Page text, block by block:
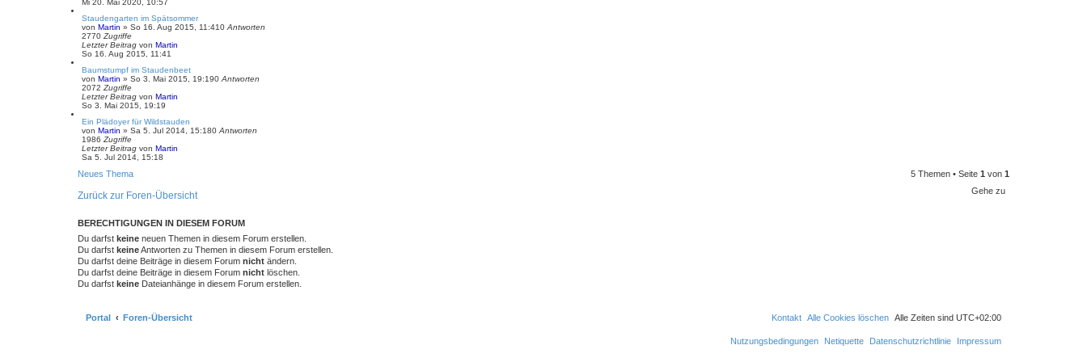
Mi 20. Mai 2020, 10:57
Staudengarten im Spätsommer
von Martin » So 16. Aug 2015, 11:410 Antworten
2770 Zugriffe
Letzter Beitrag von Martin
So 16. Aug 2015, 11:41
Baumstumpf im Staudenbeet
von Martin » So 3. Mai 2015, 19:190 Antworten
2072 Zugriffe
Letzter Beitrag von Martin
So 3. Mai 2015, 19:19
Ein Plädoyer für Wildstauden
von Martin » Sa 5. Jul 2014, 15:180 Antworten
1986 Zugriffe
Letzter Beitrag von Martin
Sa 5. Jul 2014, 15:18
Neues Thema 5 Themen • Seite 1 von 1
Zurück zur Foren-Übersicht Gehe zu
BERECHTIGUNGEN IN DIESEM FORUM
Du darfst keine neuen Themen in diesem Forum erstellen.
Du darfst keineAntworten zu Themen in diesem Forum erstellen.
Du darfst deine Beiträge in diesem Forum nicht ändern.
Du darfst deine Beiträge in diesem Forum nicht löschen.
Du darfst keine Dateianhänge in diesem Forum erstellen.
Portal Foren-Übersicht Alle Zeiten sind UTC+02:00
Alle Cookies löschen
Kontakt
Impressum
Datenschutzrichtlinie
Netiquette
Nutzungsbedingungen